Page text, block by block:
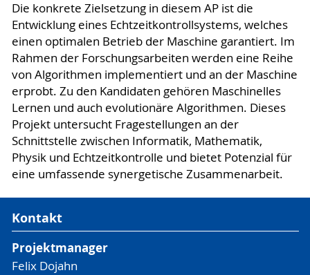
Die konkrete Zielsetzung in diesem AP ist die
Entwicklung eines Echtzeitkontrollsystems, welches
einen optimalen Betrieb der Maschine garantiert. Im
Rahmen der Forschungsarbeiten werden eine Reihe
von Algorithmen implementiert und an der Maschine
erprobt. Zu den Kandidaten gehören Maschinelles
Lernen und auch evolutionäre Algorithmen. Dieses
Projekt untersucht Fragestellungen an der
Schnittstelle zwischen Informatik, Mathematik,
Physik und Echtzeitkontrolle und bietet Potenzial für
eine umfassende synergetische Zusammenarbeit.
Kontakt
Projektmanager
Felix Dojahn